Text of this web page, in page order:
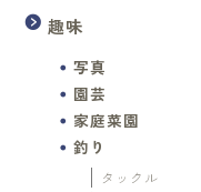
趣味
写真
園芸
家庭菜園
釣り
タックル